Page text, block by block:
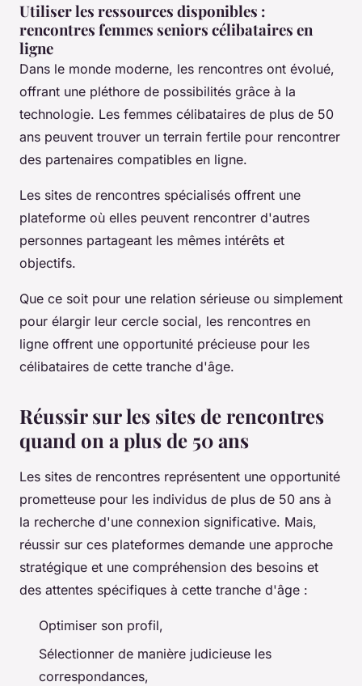
Utiliser les ressources disponibles :
rencontres femmes seniors célibataires en
ligne
Dans le monde moderne, les rencontres ont évolué,
offrant une pléthore de possibilités grâce à la
technologie. Les femmes célibataires de plus de 50
ans peuvent trouver un terrain fertile pour rencontrer
des partenaires compatibles en ligne.
Les sites de rencontres spécialisés offrent une
plateforme où elles peuvent rencontrer d'autres
personnes partageant les mêmes intérêts et
objectifs.
Que ce soit pour une relation sérieuse ou simplement
pour élargir leur cercle social, les rencontres en
ligne offrent une opportunité précieuse pour les
célibataires de cette tranche d'âge.
Réussir sur les sites de rencontres
quand on a plus de 50 ans
Les sites de rencontres représentent une opportunité
prometteuse pour les individus de plus de 50 ans à
la recherche d'une connexion significative. Mais,
réussir sur ces plateformes demande une approche
stratégique et une compréhension des besoins et
des attentes spécifiques à cette tranche d'âge :
Optimiser son profil,
Sélectionner de manière judicieuse les
correspondances,